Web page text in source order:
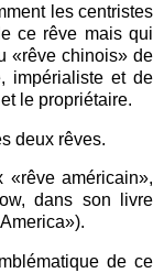
les centristes
ce rêve mais qui
«rêve chinois» de
impérialiste et de
le propriétaire.
deux rêves.
«rêve américain»,
dans son livre
de ce